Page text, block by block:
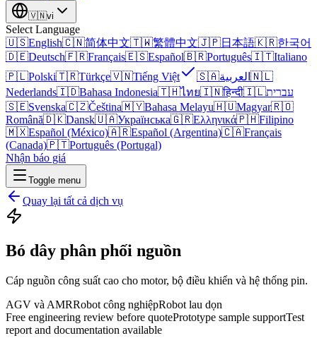
🇻🇳vi
Select Language
🇺🇸English🇨🇳简体中文🇹🇼繁體中文🇯🇵日本語🇰🇷한국어
🇩🇪Deutsch🇫🇷Français🇪🇸Español🇧🇷Português🇮🇹Italiano
🇵🇱Polski🇹🇷Türkçe🇻🇳Tiếng Việt 🇸🇦العربية 🇳🇱
Nederlands🇮🇩Bahasa Indonesia🇹🇭ไทย🇮🇳हिन्दी🇮🇱עברית
🇸🇪Svenska🇨🇿Čeština🇲🇾Bahasa Melayu🇭🇺Magyar🇷🇴
Română🇩🇰Dansk🇺🇦Українська🇬🇷Ελληνικά🇵🇭Filipino
🇲🇽Español (México)🇦🇷Español (Argentina)🇨🇦Français
(Canada)🇵🇹Português (Portugal)
Nhận báo giá
Toggle menu
Quay lại tất cả dịch vụ
Bó dây phân phối nguồn
Cáp nguồn công suất cao cho motor, bộ điều khiển và hệ thống pin.
AGV và AMRRobot công nghiệpRobot lau dọn
Free engineering review before quotePrototype sample supportTest
report and documentation available